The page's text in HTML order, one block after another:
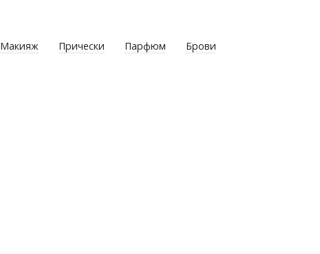
Макияж Прически Парфюм Брови